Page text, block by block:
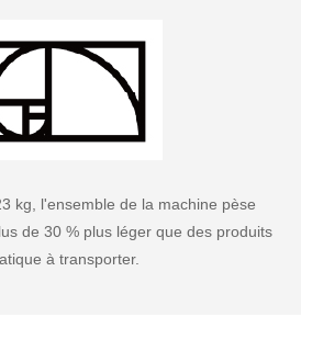
kg, l'ensemble de la machine pèse
de 30 % plus léger que des produits
à transporter.